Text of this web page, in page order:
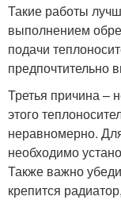
Такие работы
выполнением
подачи
предпочтительно
Третья причина –
этого
неравномерно.
необходимо
Также важно
крепится